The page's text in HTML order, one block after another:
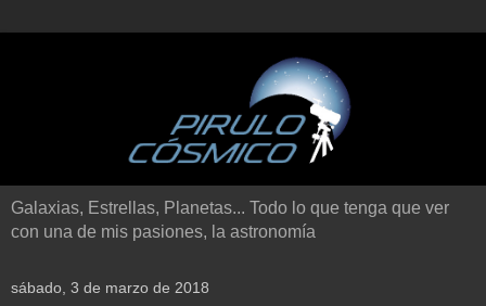
Galaxias, Estrellas, Planetas... Todo lo que tenga que ver
con una de mis pasiones, la astronomía
sábado, 3 de marzo de 2018